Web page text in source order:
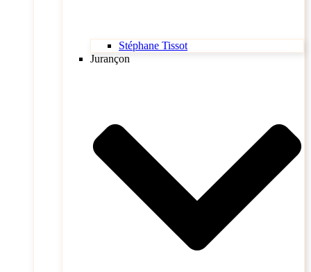
Stéphane Tissot
Jurançon